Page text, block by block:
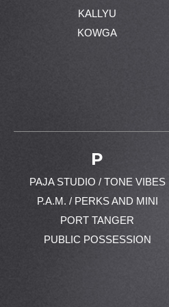
KALLYU
KOWGA
P
PAJA STUDIO / TONE VIBES
P.A.M. / PERKS AND MINI
PORT TANGER
PUBLIC POSSESSION